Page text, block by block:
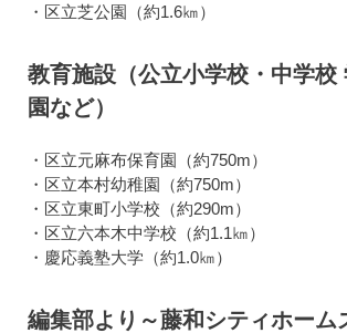
・区立芝公園（約1.6㎞）
教育施設（公立小学校・中学校
園など）
・区立元麻布保育園（約750m）
・区立本村幼稚園（約750m）
・区立東町小学校（約290m）
・区立六本木中学校（約1.1㎞）
・慶応義塾大学（約1.0㎞）
編集部より～藤和シティホーム